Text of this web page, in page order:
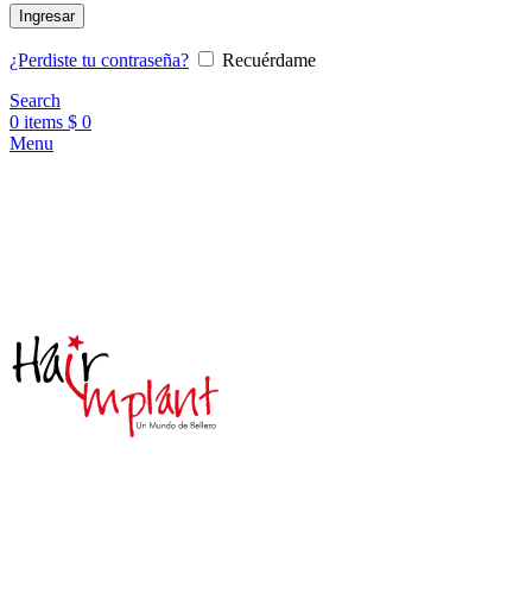
Ingresar
¿Perdiste tu contraseña?
Recuérdame
Search
0 items $ 0
Menu